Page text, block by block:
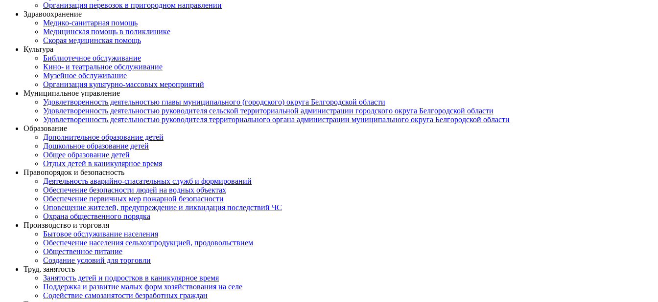
Организация перевозок в пригородном направлении
Здравоохранение
Медико-санитарная помощь
Медицинская помощь в поликлинике
Скорая медицинская помощь
Культура
Библиотечное обслуживание
Кино- и театральное обслуживание
Музейное обслуживание
Организация культурно-массовых мероприятий
Муниципальное управление
Удовлетворенность деятельностью главы муниципального (городского) округа Белгородской области
Удовлетворенность деятельностью руководителя сельской территориальной администрации городского округа Белгородской области
Удовлетворенность деятельностью руководителя территориального органа администрации муниципального округа Белгородской области
Образование
Дополнительное образование детей
Дошкольное образование детей
Общее образование детей
Отдых детей в каникулярное время
Правопорядок и безопасность
Деятельность аварийно-спасательных служб и формирований
Обеспечение безопасности людей на водных объектах
Обеспечение первичных мер пожарной безопасности
Оповещение жителей, предупреждение и ликвидация последствий ЧС
Охрана общественного порядка
Производство и торговля
Бытовое обслуживание населения
Обеспечение населения сельхозпродукцией, продовольствием
Общественное питание
Создание условий для торговли
Труд, занятость
Занятость детей и подростков в каникулярное время
Поддержка и развитие малых форм хозяйствования на селе
Содействие самозанятости безработных граждан